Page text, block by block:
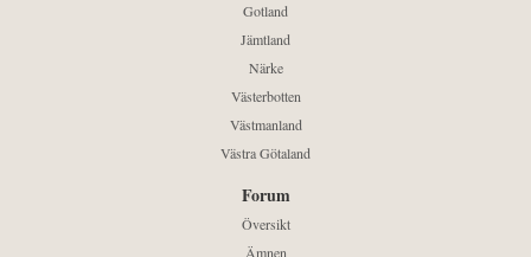
Gotland
Jämtland
Närke
Västerbotten
Västmanland
Västra Götaland
Forum
Översikt
Ämnen